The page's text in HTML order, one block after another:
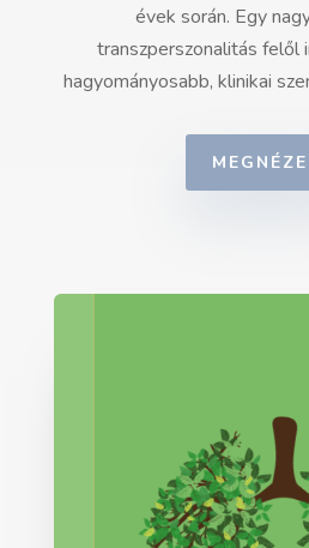
évek során. Egy
transzperszonalitás felől
hagyományosabb, klinikai